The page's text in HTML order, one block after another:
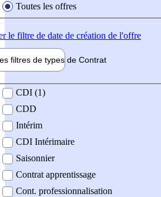
Toutes les offres
le filtre de date de création de l'offre
filtres de types de Contrat
contrat
CDI (1)
CDD
Intérim
CDI Intérimaire
Saisonnier
Contrat apprentissage
Cont. professionnalisation